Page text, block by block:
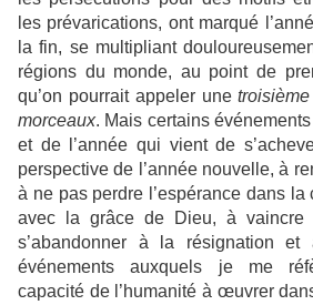
les prévarications, ont marqué
la fin, se multipliant
régions du monde, au point de
qu’on pourrait appeler une
morceaux. Mais certains
et de l’année qui vient de
perspective de l’année nouvelle, à
à ne pas perdre l’espérance dans la
avec la grâce de Dieu, à
s’abandonner à la résignation et
événements auxquels je me
capacité de l’humanité à œuvrer